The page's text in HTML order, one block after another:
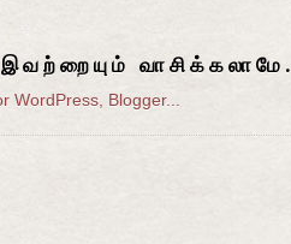
இவற்றையும் வாசிக்கலாமே.